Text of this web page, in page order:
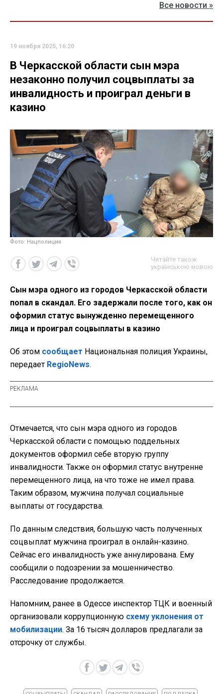
Все новости »
19 ноября 2025, 16:20
В Черкасской области сын мэра
незаконно получил соцвыплаты за
инвалидность и проиграл деньги в
казино
Фото: Нацполиция
Читайте також
українською мовою
Сын мэра одного из городов Черкасской области
попал в скандал. Его задержали после того, как он
оформил статус вынужденно перемещенного
лица и проиграл соцвыплаты в казино
Об этом сообщает Национальная полиция Украины,
передает RegioNews.
Отмечается, что сын мэра одного из городов
Черкасской области с помощью поддельных
документов оформил себе вторую группу
инвалидности. Также он оформил статус внутренне
перемещенного лица, на что тоже не имел права.
Таким образом, мужчина получал социальные
выплаты от государства.
По данным следствия, большую часть полученных
соцвыплат мужчина проиграл в онлайн-казино.
Сейчас его инвалидность уже аннулирована. Ему
сообщили о подозрении за мошенничество.
Расследование продолжается.
Напомним, ранее в Одессе инспектор ТЦК и военный
организовали коррупционную схему уклонения от
мобилизации. За 16 тысяч долларов предлагали за
отсрочку от службы.